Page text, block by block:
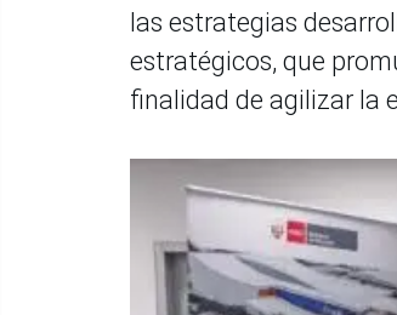
las estrategias
estratégicos, que
finalidad de agilizar la